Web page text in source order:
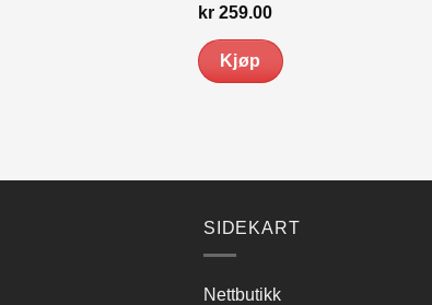
kr259.00
Kjøp
SIDEKART
Nettbutikk